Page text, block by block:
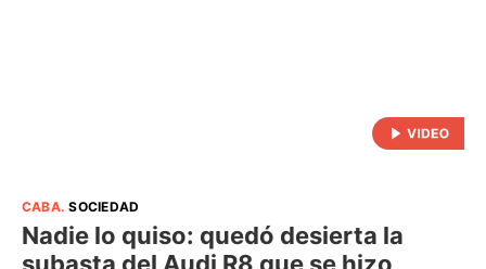
CABA.SOCIEDAD
Nadie lo quiso: quedó desierta la